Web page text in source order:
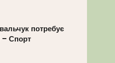
потребує
Спорт